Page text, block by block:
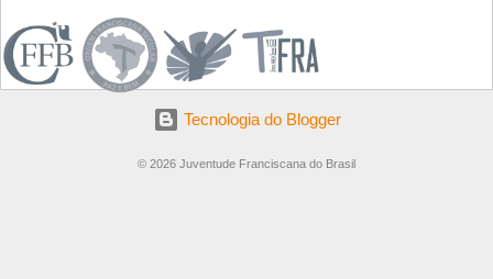
Tecnologia do Blogger
© 2026 Juventude Franciscana do Brasil